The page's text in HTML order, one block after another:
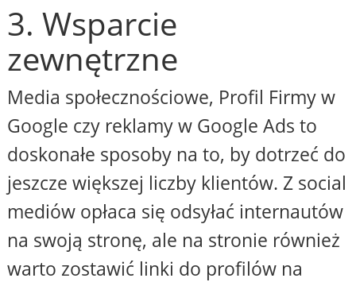
3. Wsparcie
zewnętrzne
Media społecznościowe, Profil Firmy w
Google czy reklamy w Google Ads to
doskonałe sposoby na to, by dotrzeć do
jeszcze większej liczby klientów. Z social
mediów opłaca się odsyłać internautów
na swoją stronę, ale na stronie również
warto zostawić linki do profilów na